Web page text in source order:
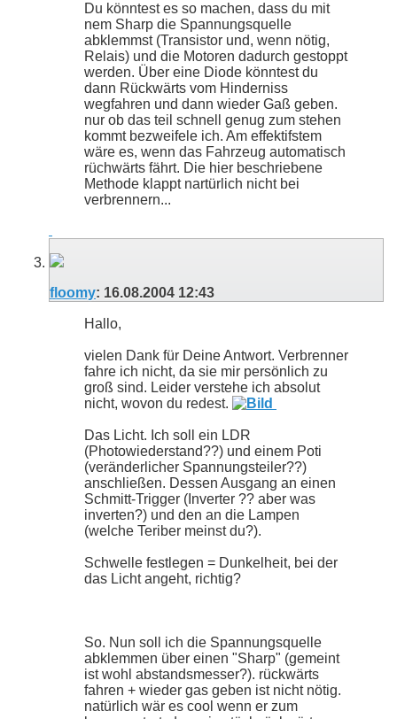
Du könntest es so machen, dass du mit
nem Sharp die Spannungsquelle
abklemmst (Transistor und, wenn nötig,
Relais) und die Motoren dadurch gestoppt
werden. Über eine Diode könntest du
dann Rückwärts vom Hinderniss
wegfahren und dann wieder Gaß geben.
nur ob das teil schnell genug zum stehen
kommt bezweifele ich. Am effektifstem
wäre es, wenn das Fahrzeug automatisch
rüchwärts fährt. Die hier beschriebene
Methode klappt nartürlich nicht bei
verbrennern...
floomy: 16.08.2004 12:43
Hallo,
vielen Dank für Deine Antwort. Verbrenner
fahre ich nicht, da sie mir persönlich zu
groß sind. Leider verstehe ich absolut
nicht, wovon du redest.
Das Licht. Ich soll ein LDR
(Photowiederstand??) und einem Poti
(veränderlicher Spannungsteiler??)
anschließen. Dessen Ausgang an einen
Schmitt-Trigger (Inverter ?? aber was
inverten?) und den an die Lampen
(welche Teriber meinst du?).
Schwelle festlegen = Dunkelheit, bei der
das Licht angeht, richtig?
So. Nun soll ich die Spannungsquelle
abklemmen über einen "Sharp" (gemeint
ist wohl abstandsmesser?). rückwärts
fahren + wieder gas geben ist nicht nötig.
natürlich wär es cool wenn er zum